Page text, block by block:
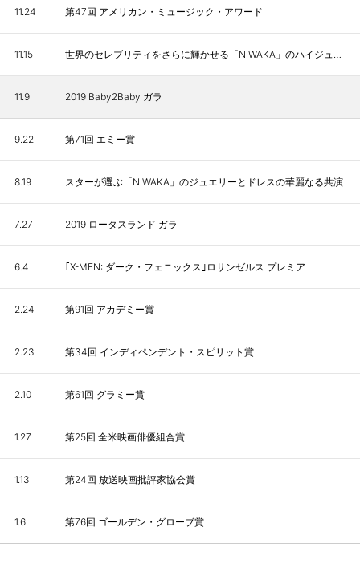
11.24 第47回 アメリカン・ミュージック・アワード
11.15 世界のセレブリティをさらに輝かせる「NIWAKA」のハイジュエリー
11.9 2019 Baby2Baby ガラ
9.22 第71回 エミー賞
8.19 スターが選ぶ「NIWAKA」のジュエリーとドレスの華麗なる共演
7.27 2019 ロータスランド ガラ
6.4 ｢X-MEN: ダーク・フェニックス｣ロサンゼルス プレミア
2.24 第91回 アカデミー賞
2.23 第34回 インディペンデント・スピリット賞
2.10 第61回 グラミー賞
1.27 第25回 全米映画俳優組合賞
1.13 第24回 放送映画批評家協会賞
1.6 第76回 ゴールデン・グローブ賞